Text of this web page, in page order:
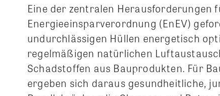
Eine der zentralen Herausforderungen
Energieeinsparverordnung (EnEV)
undurchlässigen Hüllen energetisch
regelmäßigen natürlichen
Schadstoffen aus Bauprodukten. Für
ergeben sich daraus gesundheitliche,